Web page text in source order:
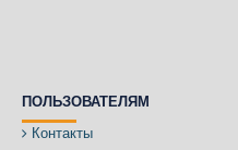
ПОЛЬЗОВАТЕЛЯМ
Контакты